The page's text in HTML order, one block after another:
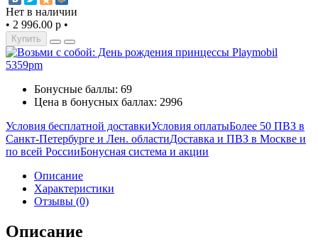
Нет в наличии
• 2 996.00 р •
Купить
Бонусные баллы: 69
Цена в бонусных баллах: 2996
Условия бесплатной доставкиУсловия оплатыБолее 50 ПВЗ в
Санкт-Петербурге и Лен. областиДоставка и ПВЗ в Москве и
по всей РоссииБонусная система и акции
Описание
Характеристики
Отзывы (0)
Описание